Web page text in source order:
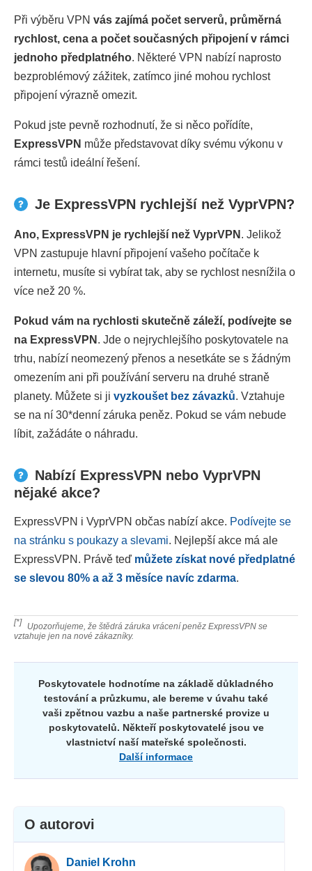
Při výběru VPN vás zajímá počet serverů, průměrná
rychlost, cena a počet současných připojení v rámci
jednoho předplatného. Některé VPN nabízí naprosto
bezproblémový zážitek, zatímco jiné mohou rychlost
připojení výrazně omezit.
Pokud jste pevně rozhodnutí, že si něco pořídíte,
ExpressVPN může představovat díky svému výkonu v
rámci testů ideální řešení.
Je ExpressVPN rychlejší než VyprVPN?
Ano, ExpressVPN je rychlejší než VyprVPN . Jelikož
VPN zastupuje hlavní připojení vašeho počítače k
internetu, musíte si vybírat tak, aby se rychlost nesnížila o
více než 20 %.
Pokud vám na rychlosti skutečně záleží, podívejte se
na ExpressVPN . Jde o nejrychlejšího poskytovatele na
trhu, nabízí neomezený přenos a nesetkáte se s žádným
omezením ani při používání serveru na druhé straně
planety. Můžete si ji vyzkoušet bez závazků. Vztahuje
se na ní 30*denní záruka peněz. Pokud se vám nebude
líbit, zažádáte o náhradu.
Nabízí ExpressVPN nebo VyprVPN
nějaké akce?
ExpressVPN i VyprVPN občas nabízí akce. Podívejte se
na stránku s poukazy a slevami. Nejlepší akce má ale
ExpressVPN. Právě teď můžete získat nové předplatné
se slevou 80% a až 3 měsíce navíc zdarma.
[*]
Upozorňujeme, že štědrá záruka vrácení peněz ExpressVPN se
vztahuje jen na nové zákazníky.
Poskytovatele hodnotíme na základě důkladného
testování a průzkumu, ale bereme v úvahu také
vaši zpětnou vazbu a naše partnerské provize u
poskytovatelů. Někteří poskytovatelé jsou ve
vlastnictví naší mateřské společnosti.
Další informace
O autorovi
Daniel Krohn